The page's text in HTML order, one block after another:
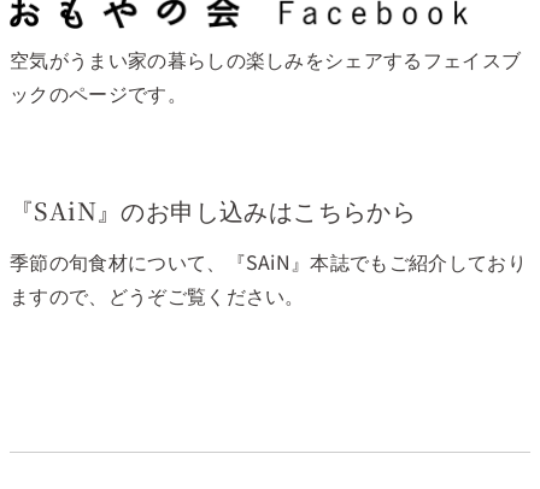
空気がうまい家の暮らしの楽しみをシェアするフェイスブ
ックのページです。
『SAiN』のお申し込みはこちらから
季節の旬食材について、『SAiN』本誌でもご紹介しており
ますので、どうぞご覧ください。